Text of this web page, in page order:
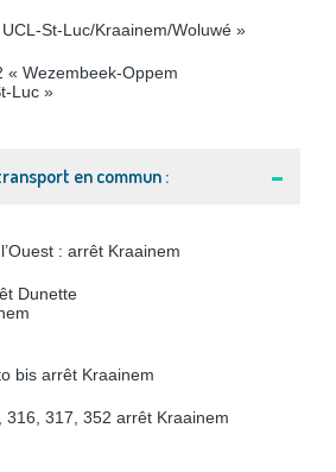
St-Luc/Kraainem/Woluwé »
« Wezembeek-Oppem
Luc »
en commun :
: arrêt Kraainem
Dunette
bis arrêt Kraainem
316, 317, 352 arrêt Kraainem